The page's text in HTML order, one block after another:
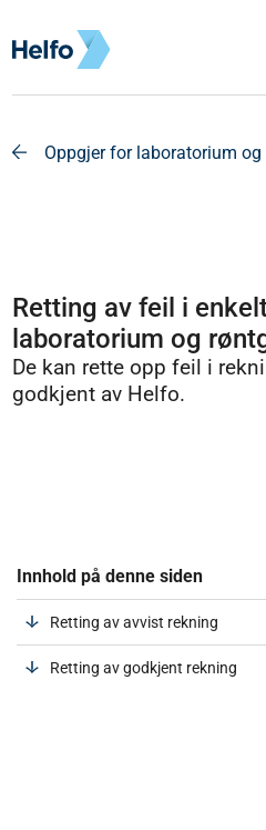
Oppgjer for laboratorium
Retting av feil i
laboratorium og
De kan rette opp feil i
godkjent av Helfo.
Innhold på denne siden
Retting av avvist rekning
Retting av godkjent rekning